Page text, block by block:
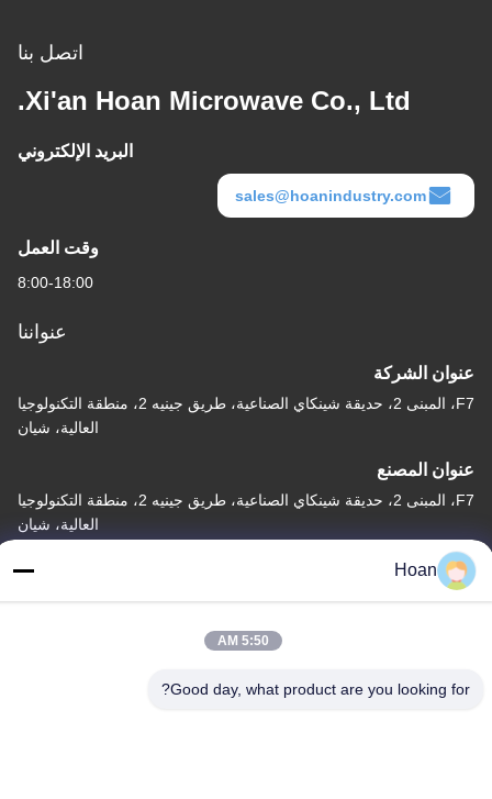
اتصل بنا
Xi'an Hoan Microwave Co., Ltd.
البريد الإلكتروني
sales@hoanindustry.com
وقت العمل
8:00-18:00
عنواننا
عنوان الشركة
F7، المبنى 2، حديقة شينكاي الصناعية، طريق جينيه 2، منطقة التكنولوجيا
العالية، شيان
عنوان المصنع
F7، المبنى 2، حديقة شينكاي الصناعية، طريق جينيه 2، منطقة التكنولوجيا
العالية، شيان
الهاتف
86--18740357801
Hoan
5:50 AM
Good day, what product are you looking for?